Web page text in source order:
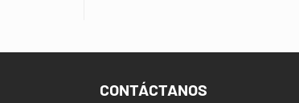
variantes.
opciones
CONTÁCTANOS